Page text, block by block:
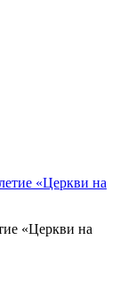
«Церкви на